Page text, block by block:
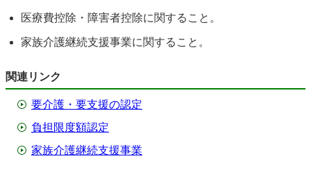
医療費控除・障害者控除に関すること。
家族介護継続支援事業に関すること。
関連リンク
要介護・要支援の認定
負担限度額認定
家族介護継続支援事業